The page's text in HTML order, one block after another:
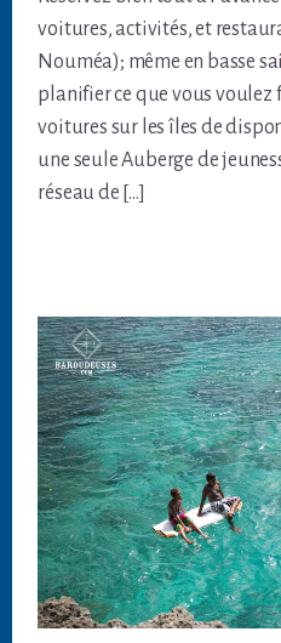
voitures, activités, et
Nouméa); même en basse
planifier ce que vous voulez
voitures sur les îles de
une seule Auberge de
réseau de […]